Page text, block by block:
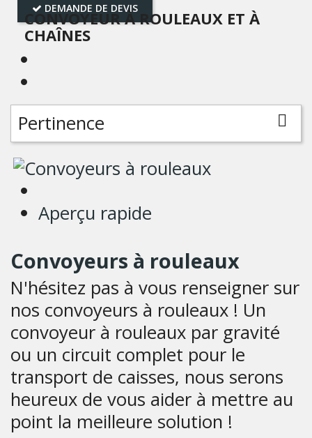
DEMANDE DE DEVIS
CONVOYEUR À ROULEAUX ET À
CHAÎNES
Pertinence 
Aperçu rapide
Convoyeurs à rouleaux
N'hésitez pas à vous renseigner sur
nos convoyeurs à rouleaux ! Un
convoyeur à rouleaux par gravité
ou un circuit complet pour le
transport de caisses, nous serons
heureux de vous aider à mettre au
point la meilleure solution !